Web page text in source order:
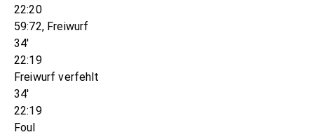
22:20
59:72, Freiwurf
34'
22:19
Freiwurf verfehlt
34'
22:19
Foul